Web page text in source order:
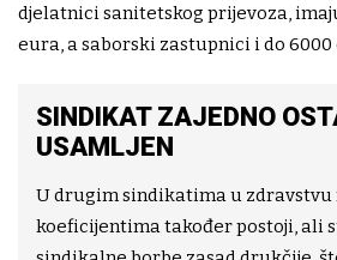
djelatnici sanitetskog prijevoza,
eura, a saborski zastupnici i do 6000
SINDIKAT ZAJEDNO
USAMLJEN
U drugim sindikatima u zdravstvu
koeficijentima također postoji, ali